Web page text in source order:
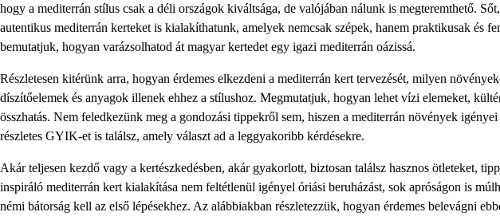
hogy a mediterrán stílus csak a déli országok kiváltsága, de valójában nálunk is megteremthető.
autentikus mediterrán kerteket is kialakíthatunk, amelyek nemcsak szépek, hanem praktikusak és
bemutatjuk, hogyan varázsolhatod át magyar kertedet egy igazi mediterrán oázissá.
Részletesen kitérünk arra, hogyan érdemes elkezdeni a mediterrán kert tervezését, milyen
díszítőelemek és anyagok illenek ehhez a stílushoz. Megmutatjuk, hogyan lehet vízi elemeket,
összhatás. Nem feledkezünk meg a gondozási tippekről sem, hiszen a mediterrán növények
részletes GYIK-et is találsz, amely választ ad a leggyakoribb kérdésekre.
Akár teljesen kezdő vagy a kertészkedésben, akár gyakorlott, biztosan találsz hasznos ötleteket,
inspiráló mediterrán kert kialakítása nem feltétlenül igényel óriási beruházást, sok apróságon is
némi bátorság kell az első lépésekhez. Az alábbiakban részletezzük, hogyan érdemes belevágni